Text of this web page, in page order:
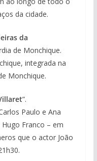
da cidade.
da
de Monchique.
integrada na
Monchique.
”.
Paulo e Ana
Franco – em
que o actor João